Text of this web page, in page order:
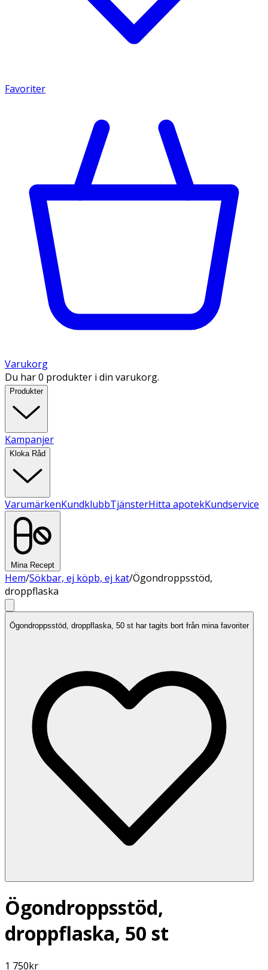
Favoriter
Varukorg
Du har 0 produkter i din varukorg.
Produkter
Kampanjer
Kloka Råd
VarumärkenKundklubbTjänsterHitta apotekKundservice
Mina Recept
Hem/Sökbar, ej köpb, ej kat/Ögondroppsstöd,
droppflaska
Ögondroppsstöd, droppflaska, 50 st har tagits bort från mina favoriter
Ögondroppsstöd,
droppflaska, 50 st
1 750kr